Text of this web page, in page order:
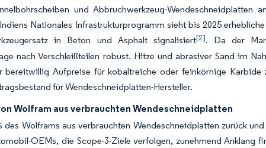
und Abbruchwerkzeug-Wendeschneidplatten
Nationales Infrastrukturprogramm sieht bis 2025
in Beton und Asphalt signalisiert[2]. Da der
nach Verschleißteilen robust. Hitze und abrasiver Sand im
bereitwillig Aufpreise für kobaltreiche oder feinkörnige Karbide
für Wendeschneidplatten-Hersteller.
Wolfram aus verbrauchten Wendeschneidplatten
Wolframs aus verbrauchten Wendeschneidplatten zurück
OEMs, die Scope-3-Ziele verfolgen, zunehmend Anklang